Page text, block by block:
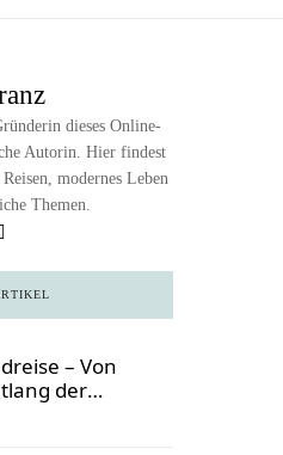
dieses Online-
Autorin. Hier findest
modernes Leben
Themen.
– Von
der